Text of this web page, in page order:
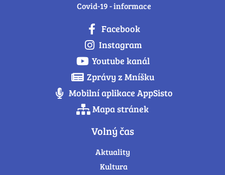
Covid-19 - informace
Facebook
Instagram
Youtube kanál
Zprávy z Mníšku
Mobilní aplikace AppSisto
Mapa stránek
Volný čas
Aktuality
Kultura